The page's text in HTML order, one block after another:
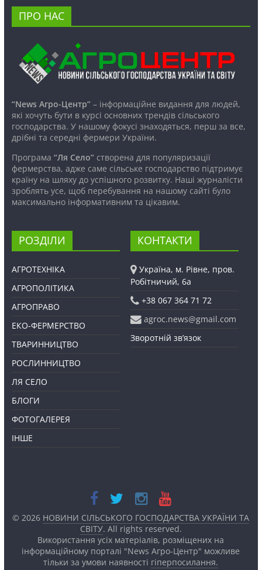
ПРО НАС
“News Агро-Центр”– інформаційне видання для людей,
які хочуть бути в курсі основних трендів сільського
господарства. У нашому фокусі знаходяться, перш за все,
дрібні та середні фермери України.
Програма “Ля Село”створена для популяризації
фермерства, адже саме сільське господарство підтримує
країну на шляху до успішного розвитку. Наші журналісти
зроблять усе, щоб перебування на нашому сайті було
максимально інформативним та цікавим.
РОЗДІЛИ
АГРОТЕХНІКА
АГРОПОЛІТИКА
АГРОПРАВО
ЕКО-ФЕРМЕРСТВО
ТВАРИННИЦТВО
РОСЛИННИЦТВО
ЛЯ СЕЛО
БЛОГИ
ФОТОГАЛЕРЕЯ
ІНШЕ
КОНТАКТИ
Україна, м. Рівне, пров.
Робітничий, 6а
+38 067 364 71 72
agroc.news@gmail.com
Зворотній зв’язок
© 2026 НОВИНИ СІЛЬСЬКОГО ГОСПОДАРСТВА УКРАЇНИ ТА
СВІТУ. All rights reserved.
Використання усіх матеріалів, розміщених на
інформаційному порталі "News Агро-Центр" можливе
тільки за умови наявності гіперпосилання.